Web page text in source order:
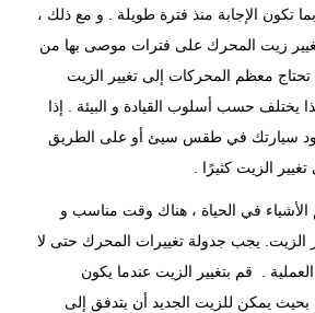
تكون الإجابة منذ فترة طويلة . و مع ذلك ،
زيت المحرك على فترات موصى بها من
معظم المحركات إلى تغيير الزيت
لكن هذا يختلف حسب أسلوب القيادة و البيئة . إذا
سيارتك في طقس سيئ أو على الطريق
الزيت كثيرًا .
في الحياة ، هناك وقت مناسب و
الزيت. يجب جدولة تغييرات المحرك حتى لا
. قم بتغيير الزيت عندما يكون
يمكن للزيت الجديد أن يتدفق إلى